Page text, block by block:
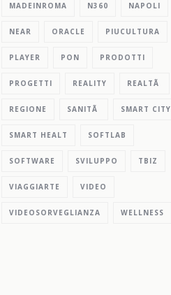
MADEINROMA N360 NAPOLI
NEAR ORACLE PIUCULTURA
PLAYER PON PRODOTTI
PROGETTI REALITY REALTÃ
REGIONE SANITÃ SMART CITY
SMART HEALT SOFTLAB
SOFTWARE SVILUPPO TBIZ
VIAGGIARTE VIDEO
VIDEOSORVEGLIANZA WELLNESS